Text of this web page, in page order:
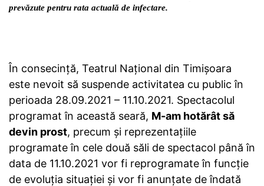
prevăzute pentru rata actuală de infectare.
În consecință, Teatrul Național din Timișoara
este nevoit să suspende activitatea cu public în
perioada 28.09.2021 – 11.10.2021. Spectacolul
programat în această seară, M-am hotărât să
devin prost, precum și reprezentațiile
programate în cele două săli de spectacol până în
data de 11.10.2021 vor fi reprogramate în funcție
de evoluția situației și vor fi anunțate de îndată